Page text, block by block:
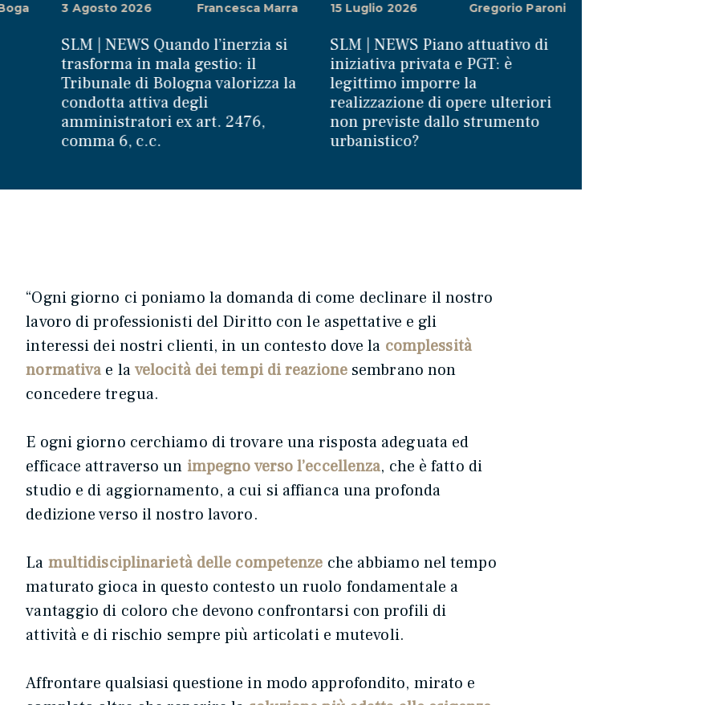
Francesca Marra
3 Agosto 2026
SLM | NEWS Quando l’inerzia si
trasforma in mala gestio: il
Tribunale di Bologna valorizza la
condotta attiva degli
amministratori ex art. 2476,
comma 6, c.c.
Gregorio Paroni
15 Luglio 2026
SLM | NEWS Piano attuativo di
iniziativa privata e PGT: è
legittimo imporre la
realizzazione di opere ulteriori
non previste dallo strumento
urbanistico?
“Ogni giorno ci poniamo la domanda di come declinare il nostro
lavoro di professionisti del Diritto con le aspettative e gli
interessi dei nostri clienti, in un contesto dove la complessità
normativa e lavelocità dei tempi di reazionesembrano non
concedere tregua.
E ogni giorno cerchiamo di trovare una risposta adeguata ed
efficace attraverso un impegno verso l’eccellenza, che è fatto di
studio e di aggiornamento, a cui si affianca una profonda
dedizione verso il nostro lavoro.
La multidisciplinarietà delle competenze che abbiamo nel tempo
maturato gioca in questo contesto un ruolo fondamentale a
vantaggio di coloro che devono confrontarsi con profili di
attività e di rischio sempre più articolati e mutevoli.
Affrontare qualsiasi questione in modo approfondito, mirato e